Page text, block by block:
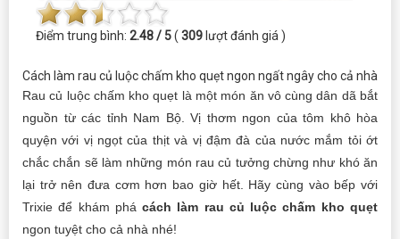
Điểm trung bình: 2.48 / 5( 309 lượt đánh giá )
Cách làm rau củ luộc chấm kho quẹt ngon ngất ngây cho cả nhà
Rau củ luộc chấm kho quẹt là một món ăn vô cùng dân dã bắt
nguồn từ các tỉnh Nam Bộ. Vị thơm ngon của tôm khô hòa
quyện với vị ngọt của thịt và vị đậm đà của nước mắm tỏi ớt
chắc chắn sẽ làm những món rau củ tưởng chừng như khó ăn
lại trở nên đưa cơm hơn bao giờ hết. Hãy cùng vào bếp với
Trixie để khám phácách làm rau củ luộc chấm kho quẹt
ngon tuyệt cho cả nhà nhé!